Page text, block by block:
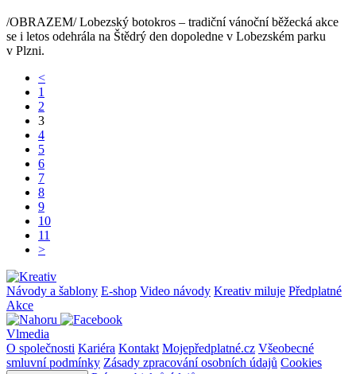
/OBRAZEM/ Lobezský botokros – tradiční vánoční běžecká akce
se i letos odehrála na Štědrý den dopoledne v Lobezském parku
v Plzni.
<
1
2
3
4
5
6
7
8
9
10
11
>
Návody a šablony E-shop Video návody Kreativ miluje Předplatné
Akce
Vlmedia
O společnosti Kariéra Kontakt Mojepředplatné.cz Všeobecné
smluvní podmínky Zásady zpracování osobních údajů Cookies